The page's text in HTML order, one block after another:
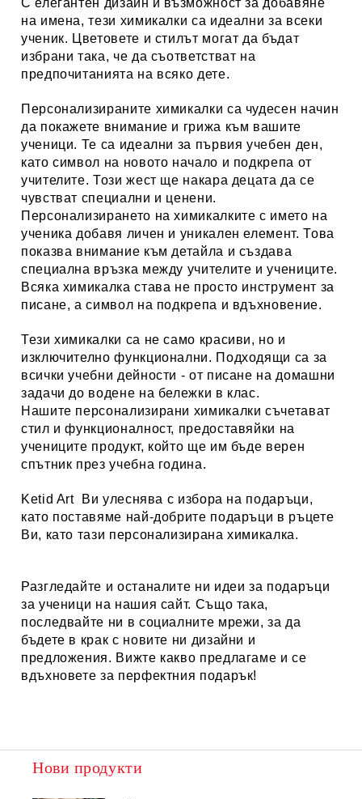
С елегантен дизайн и възможност за добавяне
на имена, тези химикалки са идеални за всеки
ученик. Цветовете и стилът могат да бъдат
избрани така, че да съответстват на
предпочитанията на всяко дете.
Персонализираните химикалки са чудесен начин
да покажете внимание и грижа към вашите
ученици. Те са идеални за първия учебен ден,
като символ на новото начало и подкрепа от
учителите. Този жест ще накара децата да се
чувстват специални и ценени.
Персонализирането на химикалките с името на
ученика добавя личен и уникален елемент. Това
показва внимание към детайла и създава
специална връзка между учителите и учениците.
Всяка химикалка става не просто инструмент за
писане, а символ на подкрепа и вдъхновение.
Тези химикалки са не само красиви, но и
изключително функционални. Подходящи са за
всички учебни дейности - от писане на домашни
задачи до водене на бележки в клас.
Нашите персонализирани химикалки съчетават
стил и функционалност, предоставяйки на
учениците продукт, който ще им бъде верен
спътник през учебна година.
Ketid ArtВи улеснява с избора на подаръци,
като поставяме най-добрите подаръци в ръцете
Ви, като тази персонализирана химикалка.
Разгледайте и останалите ни идеи за подаръци
за ученици на нашия сайт. Също така,
последвайте ни в социалните мрежи, за да
бъдете в крак с новите ни дизайни и
предложения. Вижте какво предлагаме и се
вдъхновете за перфектния подарък!
Нови продукти